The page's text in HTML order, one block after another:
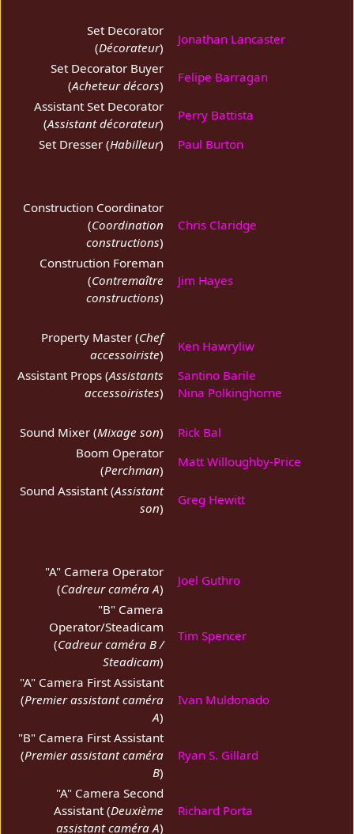
Set Decorator
(Décorateur)
Jonathan Lancaster
Set Decorator Buyer
(Acheteur décors)
Felipe Barragan
Assistant Set Decorator
(Assistant décorateur)
Perry Battista
Set Dresser (Habilleur) Paul Burton
Construction Coordinator
(Coordination
constructions)
Chris Claridge
Construction Foreman
(Contremaître
constructions)
Jim Hayes
Property Master (Chef
accessoiriste)
Ken Hawryliw
Assistant Props (Assistants
accessoiristes)
Santino Barile
Nina Polkinghorne
Sound Mixer (Mixage son)
Rick Bal
Boom Operator
(Perchman)
Matt Willoughby-Price
Sound Assistant (Assistant
son)
Greg Hewitt
"A" Camera Operator
(Cadreur caméra A)
Joel Guthro
"B" Camera
Operator/Steadicam
(Cadreur caméra B /
Steadicam)
Tim Spencer
"A" Camera First Assistant
(Premier assistant caméra
A)
Ivan Muldonado
"B" Camera First Assistant
(Premier assistant caméra
B)
Ryan S. Gillard
"A" Camera Second
Assistant (Deuxième
assistant caméra A)
Richard Porta